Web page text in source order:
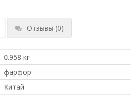
Отзывы (0)
0.958 кг
фарфор
Китай